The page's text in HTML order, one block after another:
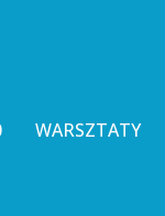
WARSZTATY